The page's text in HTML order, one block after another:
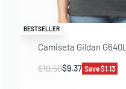
BESTSELLER
Camiseta Gildan G640L
$10.50$9.37 Save $1.13